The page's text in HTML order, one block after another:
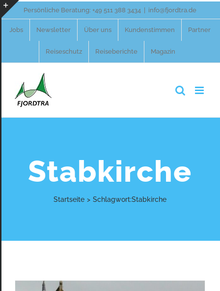
Zum
Persönliche Beratung: +49 511 388 3434 info@fjordtra.de
Jobs Newsletter Über uns Kundenstimmen Partner
Reiseschutz Reiseberichte Magazin
Stabkirche
Startseite > Schlagwort:Stabkirche
Toggle